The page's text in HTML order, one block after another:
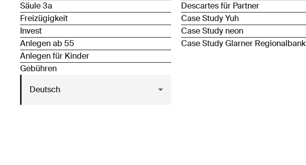
Säule 3a
Freizügigkeit
Invest
Anlegen ab 55
Anlegen für Kinder
Gebühren
Descartes für Partner
Case Study Yuh
Case Study neon
Case Study Glarner Regionalbank
Deutsch